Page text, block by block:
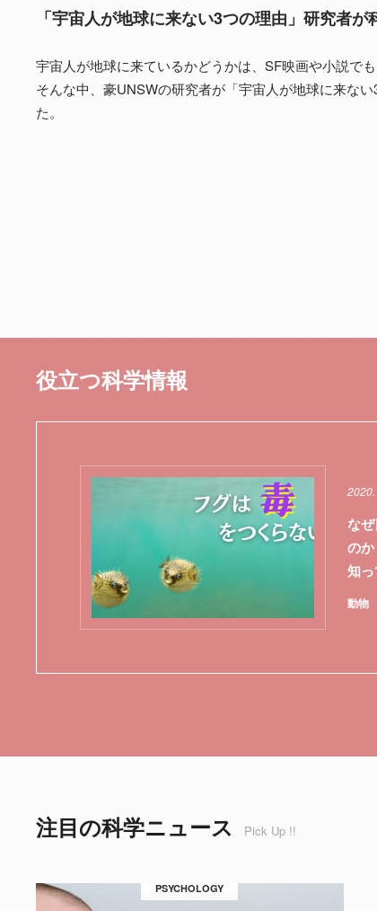
「宇宙人が地球に来ない3つの理由」研究者が
宇宙人が地球に来ているかどうかは、SF映画や小説でも
そんな中、豪UNSWの研究者が「宇宙人が地球に来な
た。
役立つ科学情報
動物
な
の
知っ
注目の科学ニュース Pick Up !!
PSYCHOLOGY